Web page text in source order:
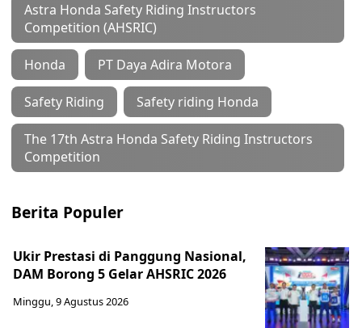
Astra Honda Safety Riding Instructors
Competition (AHSRIC)
Honda PT Daya Adira Motora
Safety Riding Safety riding Honda
The 17th Astra Honda Safety Riding Instructors
Competition
Berita Populer
Ukir Prestasi di Panggung Nasional,
DAM Borong 5 Gelar AHSRIC 2026
Minggu, 9 Agustus 2026